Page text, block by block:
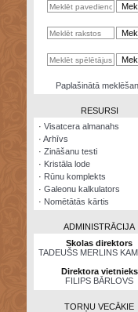
kalkulators
Paplašinātā
RESURSI
· Visatcera almanahs
· Arhīvs
· Zināšanu testi
· Kristāla lode
· Rūnu komplekts
· Galeonu kalkulators
· Nomētātās kārtis
ADMINISTRĀCIJA
Skolas direktors
TADEUŠS MERLINS
Direktora vietnieks
FILIPS BĀRLOVS
TORŅU VECĀKIE